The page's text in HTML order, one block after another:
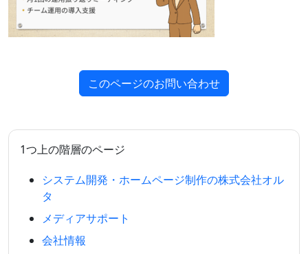
このページのお問い合わせ
1つ上の階層のページ
システム開発・ホームページ制作の株式会社オル
タ
メディアサポート
会社情報